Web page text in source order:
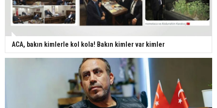
ACA, bakın kimlerle kol kola! Bakın kimler var kimler